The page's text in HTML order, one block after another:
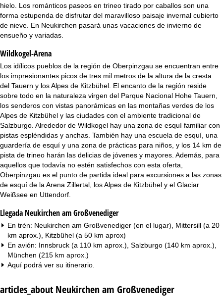
c
i
p
a
l
hielo. Los románticos paseos en trineo tirado por caballos son una
forma estupenda de disfrutar del maravilloso paisaje invernal cubierto
de nieve. En Neukirchen pasará unas vacaciones de invierno de
ensueño y variadas.
Wildkogel-Arena
Los idílicos pueblos de la región de Oberpinzgau se encuentran entre
los impresionantes picos de tres mil metros de la altura de la cresta
del Tauern y los Alpes de Kitzbühel. El encanto de la región reside
sobre todo en la naturaleza virgen del Parque Nacional Hohe Tauern,
los senderos con vistas panorámicas en las montañas verdes de los
Alpes de Kitzbühel y las ciudades con el ambiente tradicional de
Salzburgo. Alrededor de Wildkogel hay una zona de esquí familiar con
pistas espléndidas y anchas. También hay una escuela de esquí, una
guardería de esquí y una zona de prácticas para niños, y los 14 km de
pista de trineo harán las delicias de jóvenes y mayores. Además, para
aquellos que todavía no estén satisfechos con esta oferta,
Oberpinzgau es el punto de partida ideal para excursiones a las zonas
de esquí de la Arena Zillertal, los Alpes de Kitzbühel y el Glaciar
Weißsee en Uttendorf.
Llegada Neukirchen am Großvenediger
En trén: Neukirchen am Großvenediger (en el lugar), Mittersill (a 20
km aprox.), Kitzbühel (a 50 km aprox)
En avión: Innsbruck (a 110 km aprox.), Salzburgo (140 km aprox.),
München (215 km aprox.)
Aquí podrá ver su itinerario
articles_about Neukirchen am Großvenediger